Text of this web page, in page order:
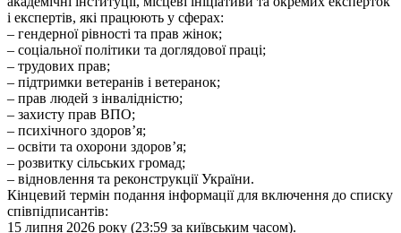
і експертів, які працюють у сферах:
– гендерної рівності та прав жінок;
– соціальної політики та доглядової праці;
– трудових прав;
– підтримки ветеранів і ветеранок;
– прав людей з інвалідністю;
– захисту прав ВПО;
– психічного здоров’я;
– освіти та охорони здоров’я;
– розвитку сільських громад;
– відновлення та реконструкції України.
Кінцевий термін подання інформації для включення до списку
співпідписантів:
15 липня 2026 року (23:59 за київським часом).